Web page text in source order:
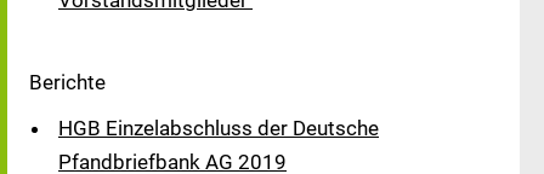
Berichte
HGB Einzelabschluss der Deutsche
Pfandbriefbank AG 2019